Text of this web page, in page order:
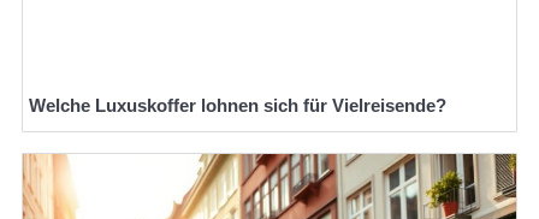
Welche Luxuskoffer lohnen sich für Vielreisende?